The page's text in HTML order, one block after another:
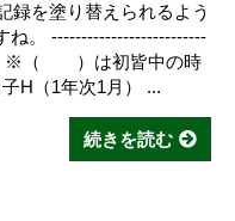
録を塗り替えられるよう
ね。 --------------------------
※（ ）は初皆中の時
H（1年次1月） ...
続きを読む